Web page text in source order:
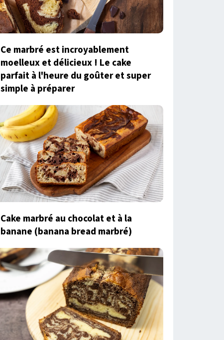
Ce marbré est incroyablement
moelleux et délicieux ! Le cake
parfait à l'heure du goûter et super
simple à préparer
Cake marbré au chocolat et à la
banane (banana bread marbré)